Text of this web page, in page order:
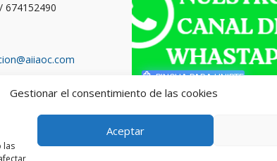
Gestionar el consentimiento de las cookies
las
Aceptar
674152490
Cádiz,
y Sevilla
PINCHA PARA UNIRTE